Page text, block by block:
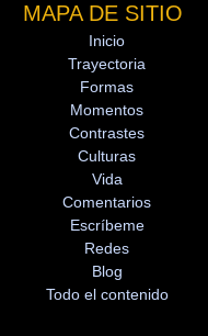
MAPA DE SITIO
Inicio
Trayectoria
Formas
Momentos
Contrastes
Culturas
Vida
Comentarios
Escríbeme
Redes
Blog
Todo el contenido